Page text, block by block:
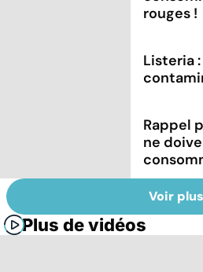
rouges !
Listeria
Rappel
ne
Voir plus
Plus de vidéos